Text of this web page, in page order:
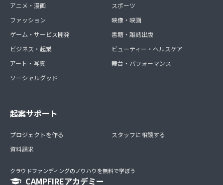
アニメ・漫画
ファッション
ゲーム・サービス開発
ビジネス・起業
アート・写真
ソーシャルグッド
スポーツ
映像・映画
書籍・雑誌出版
ビューティー・ヘルスケア
舞台・パフォーマンス
起案サポート
プロジェクトを作る
資料請求
スタッフに相談する
クラウドファンディングのノウハウを無料で学ぼう
CAMPFIREアカデミー